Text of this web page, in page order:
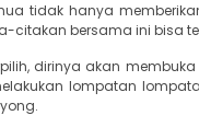
tidak hanya
citakan bersama ini bisa
dirinya akan
lompatan